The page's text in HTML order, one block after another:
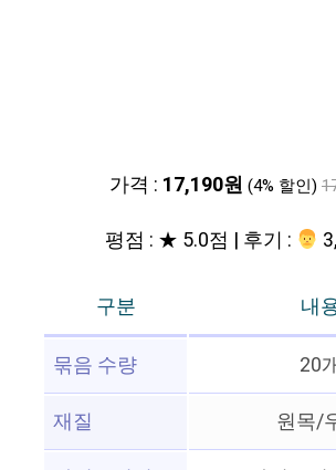
가격 : 17,190원 (4% 할인)
평점 : ★ 5.0점 | 후기 :
구분
내
묶음 수량
20
재질
원목/